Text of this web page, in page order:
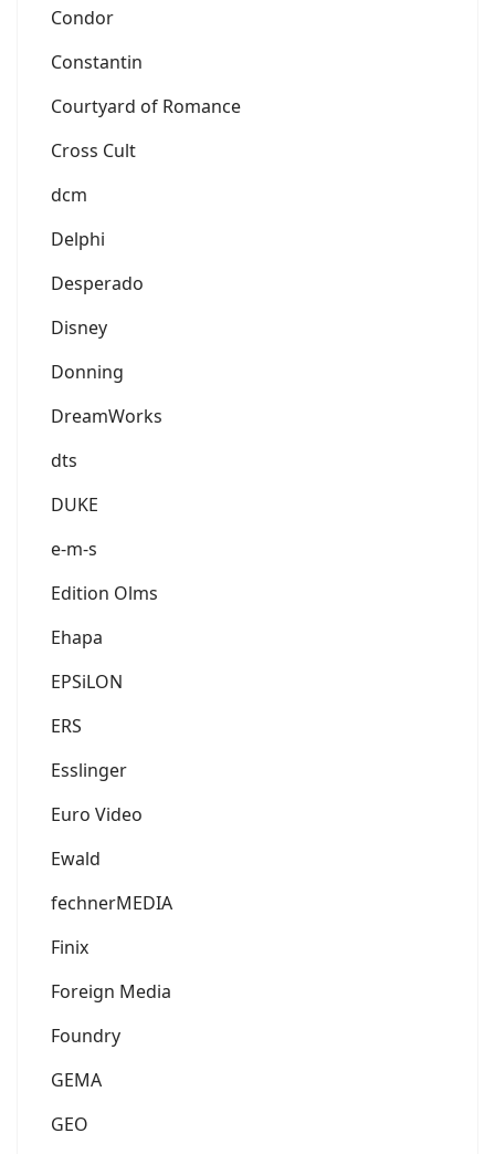
Condor
Constantin
Courtyard of Romance
Cross Cult
dcm
Delphi
Desperado
Disney
Donning
DreamWorks
dts
DUKE
e-m-s
Edition Olms
Ehapa
EPSiLON
ERS
Esslinger
Euro Video
Ewald
fechnerMEDIA
Finix
Foreign Media
Foundry
GEMA
GEO